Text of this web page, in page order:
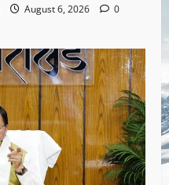
August 6, 2026
0